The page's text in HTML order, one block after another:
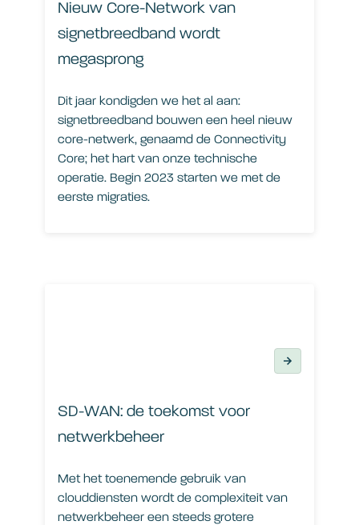
Nieuw Core-Network van
signetbreedband wordt
megasprong
Dit jaar kondigden we het al aan:
signetbreedband bouwen een heel nieuw
core-netwerk, genaamd de Connectivity
Core; het hart van onze technische
operatie. Begin 2023 starten we met de
eerste migraties.
SD-WAN: de toekomst voor
netwerkbeheer
Met het toenemende gebruik van
clouddiensten wordt de complexiteit van
netwerkbeheer een steeds grotere